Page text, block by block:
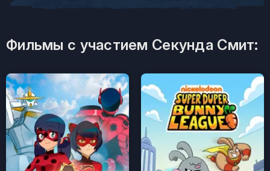
Фильмы с участием Секунда Смит: